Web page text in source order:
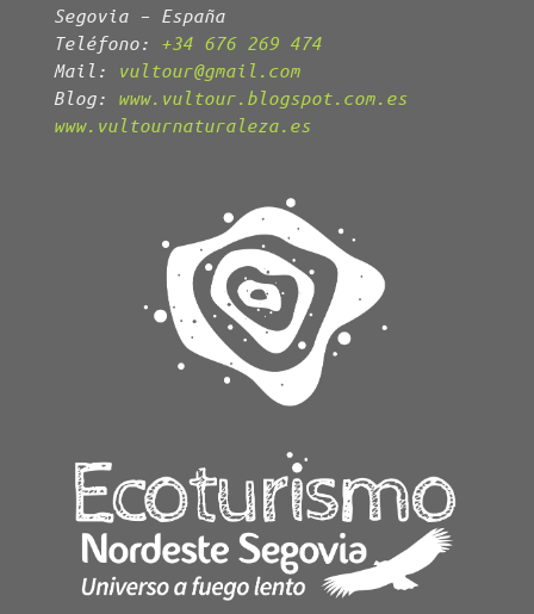
Segovia – España
Teléfono: +34 676 269 474
Mail:
vultour@gmail.com
Blog: www.vultour.blogspot.com.es
www.vultournaturaleza.es